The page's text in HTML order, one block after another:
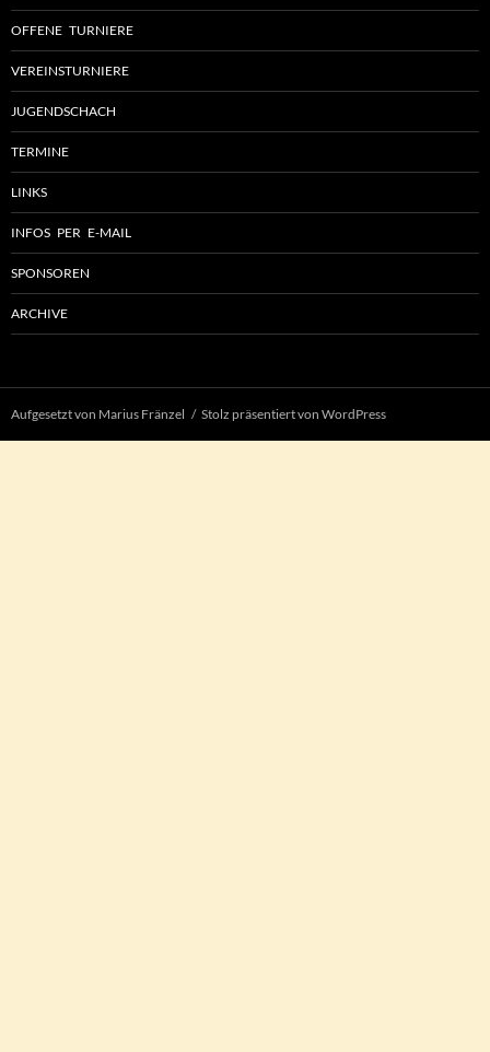
OFFENE TURNIERE
VEREINSTURNIERE
JUGENDSCHACH
TERMINE
LINKS
INFOS PER E-MAIL
SPONSOREN
ARCHIVE
Aufgesetzt von Marius Fränzel Stolz präsentiert von WordPress